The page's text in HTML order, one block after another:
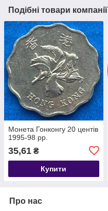
Подібні товари компанії
Монета Гонконгу 20 центів
1995-98 рр.
35,61 ₴
Купити
Про нас